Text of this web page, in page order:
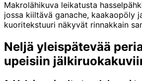
Makrolähikuva leikatusta
jossa kiiltävä ganache, kaakaopöly
kuoritekstuuri näkyvät rinnakkain
Neljä yleispätevää
upeisiin